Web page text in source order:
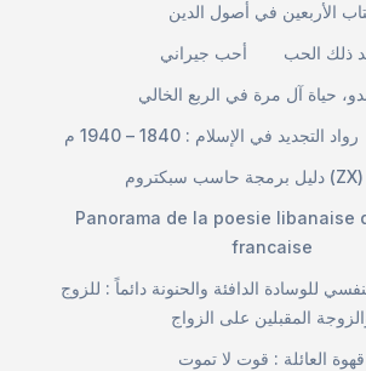
الأربعين في أصول الدين
أحب جيراني
ذلك الحب
حياة آل مرة في الربع الخالي
رواد التجديد في الإسلام : 1840 – 1940 م
Panorama de la poesie libanaise
francaise
للوسادة الدافئة والحنونة دائماً : للزوج
المقبلين على الزواج
قهوة العائلة : قوت لا تموت